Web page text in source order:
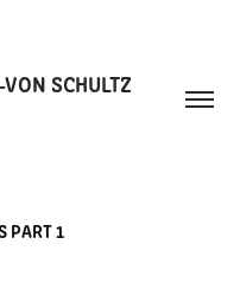
SCHULTZ
PART 1